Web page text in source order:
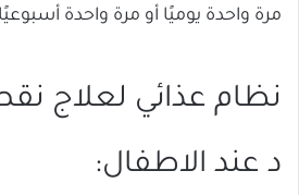
مرة واحدة يوميًا أو مرة واحدة
نظام عذائي لعلاج
د عند الاطفال: